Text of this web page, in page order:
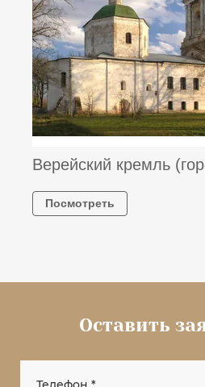
Верейский кремль
Посмотреть
Оставить